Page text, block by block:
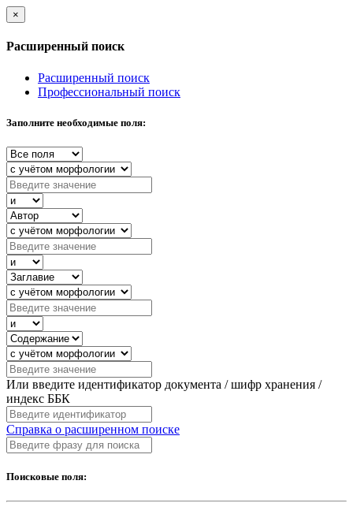
×
Расширенный поиск
Расширенный поиск
Профессиональный поиск
Заполните необходимые поля:
Или введите идентификатор документа / шифр хранения /
индекс ББК
Справка о расширенном поиске
Поисковые поля: